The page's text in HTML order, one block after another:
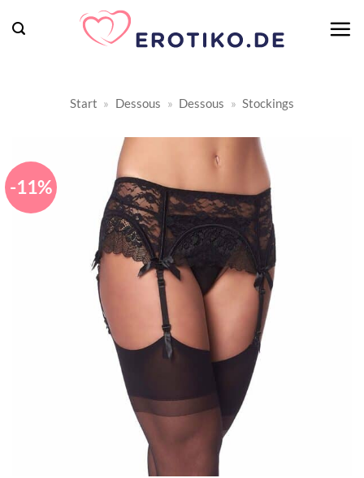
Inhalt
Start » Dessous » Dessous » Stockings
-11%